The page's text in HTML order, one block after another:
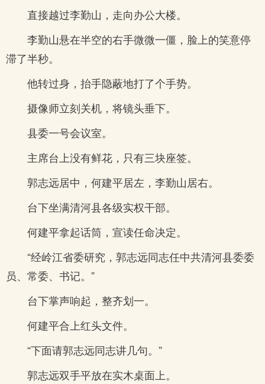
直接越过李勤山，走向办公大楼。
李勤山悬在半空的右手微微一僵，脸上的笑意停
滞了半秒。
他转过身，抬手隐蔽地打了个手势。
摄像师立刻关机，将镜头垂下。
县委一号会议室。
主席台上没有鲜花，只有三块座签。
郭志远居中，何建平居左，李勤山居右。
台下坐满清河县各级实权干部。
何建平拿起话筒，宣读任命决定。
“经岭江省委研究，郭志远同志任中共清河县委委
员、常委、书记。”
台下掌声响起，整齐划一。
何建平合上红头文件。
“下面请郭志远同志讲几句。”
郭志远双手平放在实木桌面上。